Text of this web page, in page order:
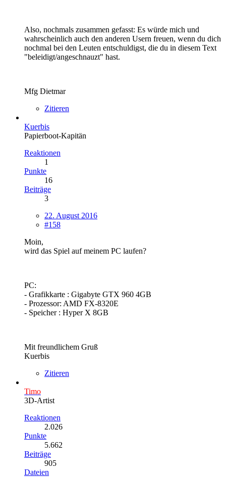
Also, nochmals zusammen gefasst: Es würde mich und
wahrscheinlich auch den anderen Usern freuen, wenn du dich
nochmal bei den Leuten entschuldigst, die du in diesem Text
"beleidigt/angeschnauzt" hast.
Mfg Dietmar
Zitieren
Kuerbis
Papierboot-Kapitän
Reaktionen
1
Punkte
16
Beiträge
3
22. August 2016
#158
Moin,
wird das Spiel auf meinem PC laufen?
PC:
- Grafikkarte : Gigabyte GTX 960 4GB
- Prozessor: AMD FX-8320E
- Speicher : Hyper X 8GB
Mit freundlichem Gruß
Kuerbis
Zitieren
Timo
3D-Artist
Reaktionen
2.026
Punkte
5.662
Beiträge
905
Dateien